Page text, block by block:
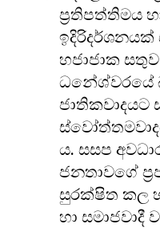
ප්‍රතිපත්තිමය
ඉදිරිදර්ශනයක්
හජාජාක
ජාතිකවාදයට
ය. සසප
ජනතාවගේ
සුරක්ෂිත කල
හා